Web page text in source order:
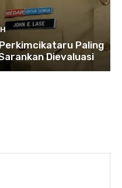
Paling
Dievaluasi